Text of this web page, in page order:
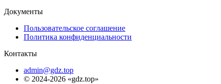
Документы
Пользовательское соглашение
Политика конфиденциальности
Контакты
admin@gdz.top
© 2024-2026 «gdz.top»